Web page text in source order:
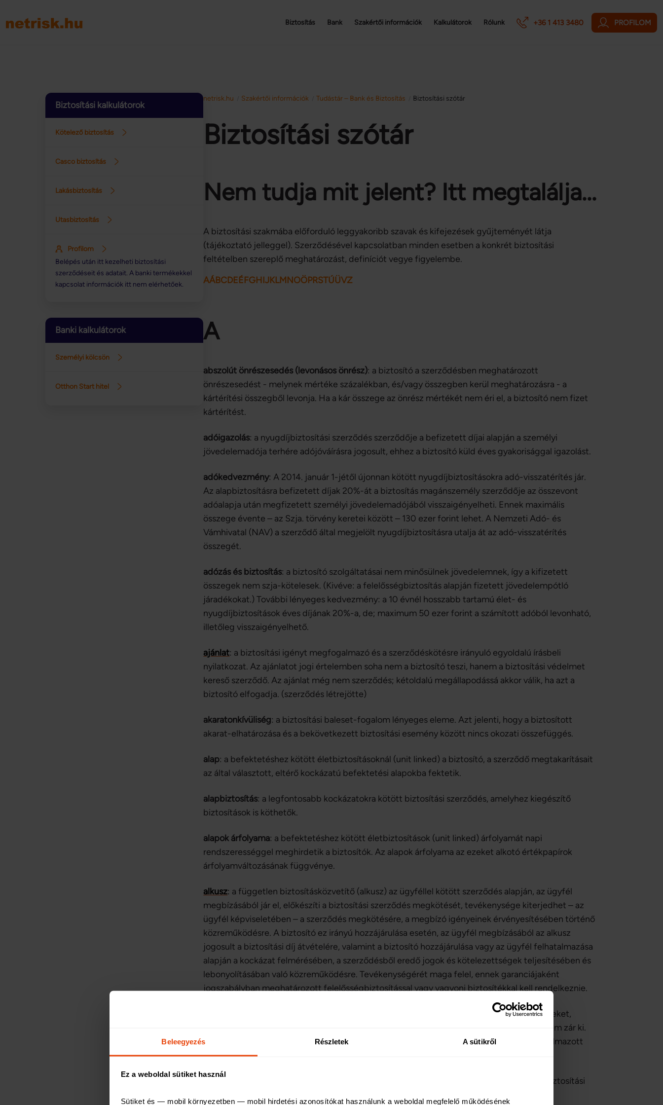
Beleegyezés Részletek A sütikről
Ez a weboldal sütiket használ
Sütiket és — mobil környezetben — mobil hirdetési azonosítókat használunk a weboldal megfelelő működésének
Biztosítás Bank Szakértői információk Kalkulátorok Rólunk +36 1 413 3480 PROFILOM
Biztosítási kalkulátorok
Kötelező biztosítás
Casco biztosítás
Lakásbiztosítás
Utasbiztosítás
Profilom
Belépés után itt kezelheti biztosítási
szerződéseit és adatait. A banki termékekkel
kapcsolat információk itt nem elérhetőek.
Banki kalkulátorok
Személyi kölcsön
Otthon Start hitel
netrisk.hu Szakértői információk Tudástár – Bank és Biztosítás Biztosítási szótár
Biztosítási szótár
Nem tudja mit jelent? Itt megtalálja...
A biztosítási szakmába előforduló leggyakoribb szavak és kifejezések gyűjteményét látja
(tájékoztató jelleggel). Szerződésével kapcsolatban minden esetben a konkrét biztosítási
feltételben szereplő meghatározást, definíciót vegye figyelembe.
AÁBCDEÉFGHIJKLMNOÖPRSTÚÜVZ
A
abszolút önrészesedés (levonásos önrész): a biztosító a szerződésben meghatározott
önrészesedést - melynek mértéke százalékban, és/vagy összegben kerül meghatározásra - a
kártérítési összegből levonja. Ha a kár összege az önrész mértékét nem éri el, a biztosító nem fizet
kártérítést.
adóigazolás: a nyugdíjbiztosítási szerződés szerződője a befizetett díjai alapján a személyi
jövedelemadója terhére adójóváírásra jogosult, ehhez a biztosító küld éves gyakorisággal igazolást.
adókedvezmény: A 2014. január 1-jétől újonnan kötött nyugdíjbiztosításokra adó-visszatérítés jár.
Az alapbiztosításra befizetett díjak 20%-át a biztosítás magánszemély szerződője az összevont
adóalapja után megfizetett személyi jövedelemadójából visszaigényelheti. Ennek maximális
összege évente – az Szja. törvény keretei között – 130 ezer forint lehet. A Nemzeti Adó- és
Vámhivatal (NAV) a szerződő által megjelölt nyugdíjbiztosításra utalja át az adó-visszatérítés
összegét.
adózás és biztosítás: a biztosító szolgáltatásai nem minősülnek jövedelemnek, így a kifizetett
összegek nem szja-kötelesek. (Kivéve: a felelősségbiztosítás alapján fizetett jövedelempótló
járadékokat.) További lényeges kedvezmény: a 10 évnél hosszabb tartamú élet- és
nyugdíjbiztosítások éves díjának 20%-a, de; maximum 50 ezer forint a számított adóból levonható,
illetőleg visszaigényelhető.
ajánlat: a biztosítási igényt megfogalmazó és a szerződéskötésre irányuló egyoldalú írásbeli
nyilatkozat. Az ajánlatot jogi értelemben soha nem a biztosító teszi, hanem a biztosítási védelmet
kereső szerződő. Az ajánlat még nem szerződés; kétoldalú megállapodássá akkor válik, ha azt a
biztosító elfogadja. (szerződés létrejötte)
akaratonkívüliség: a biztosítási baleset-fogalom lényeges eleme. Azt jelenti, hogy a biztosított
akarat-elhatározása és a bekövetkezett biztosítási esemény között nincs okozati összefüggés.
alap: a befektetéshez kötött életbiztosításoknál (unit linked) a biztosító, a szerződő megtakarításait
az által választott, eltérő kockázatú befektetési alapokba fektetik.
alapbiztosítás: a legfontosabb kockázatokra kötött biztosítási szerződés, amelyhez kiegészítő
biztosítások is köthetők.
alapok árfolyama: a befektetéshez kötött életbiztosítások (unit linked) árfolyamát napi
rendszerességgel meghirdetik a biztosítók. Az alapok árfolyama az ezeket alkotó értékpapírok
árfolyamváltozásának függvénye.
alkusz: a független biztosításközvetítő (alkusz) az ügyféllel kötött szerződés alapján, az ügyfél
megbízásából jár el, előkészíti a biztosítási szerződés megkötését, tevékenysége kiterjedhet – az
ügyfél képviseletében – a szerződés megkötésére, a megbízó igényeinek érvényesítésében történő
közreműködésre. A biztosító ez irányú hozzájárulása esetén, az ügyfél megbízásából az alkusz
jogosult a biztosítási díj átvételére, valamint a biztosító hozzájárulása vagy az ügyfél felhatalmazása
alapján a kockázat felmérésében, a szerződésből eredő jogok és kötelezettségek teljesítésében és
lebonyolításában való közreműködésre. Tevékenységérét maga felel, ennek garanciájaként
jogszabályban meghatározott felelősségbiztosítással vagy vagyoni biztosítékkal kell rendelkeznie.
: "minden kockázatra" kiterjedő biztosítás. A szerződés nem a biztosítási eseményeket,
hanem csak a kizárásokat tartalmazza. A biztosító minden olyan kárt megtérít, amelyet nem zár ki.
Általában a szállítmány-, géptörés- illetőleg az építési-szerelési biztosítások körében alkalmazott
kockázatviselési forma.
: ha a vagyontárgy valóságos értéke meghaladja a szerződésben rögzített biztosítási